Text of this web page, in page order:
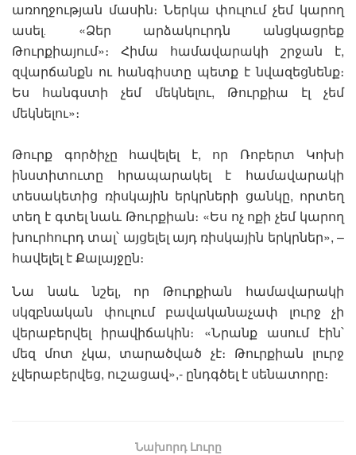
առողջության մասին։ Ներկա փուլում չեմ կարող
ասել․ «Ձեր արձակուրդն անցկացրեք
Թուրքիայում»։ Հիմա համավարակի շրջան է,
զվարճանքն ու հանգիստը պետք է նվազեցնենք։
Ես հանգստի չեմ մեկնելու, Թուրքիա էլ չեմ
մեկնելու»։
Թուրք գործիչը հավելել է, որ Ռոբերտ Կոխի
ինստիտուտը հրապարակել է համավարակի
տեսակետից ռիսկային երկրների ցանկը, որտեղ
տեղ է գտել նաև Թուրքիան։ «Ես ոչ ոքի չեմ կարող
խուրհուրդ տալ՝ այցելել այդ ռիսկային երկրներ», –
հավելել է Քալայջըն։
Նա նաև նշել, որ Թուրքիան համավարակի
սկզբնական փուլում բավականաչափ լուրջ չի
վերաբերվել իրավիճակին։ «Նրանք ասում էին՝
մեզ մոտ չկա, տարածված չէ։ Թուրքիան լուրջ
չվերաբերվեց, ուշացավ»,- ընդգծել է սենատորը։
Նախորդ Լուրը